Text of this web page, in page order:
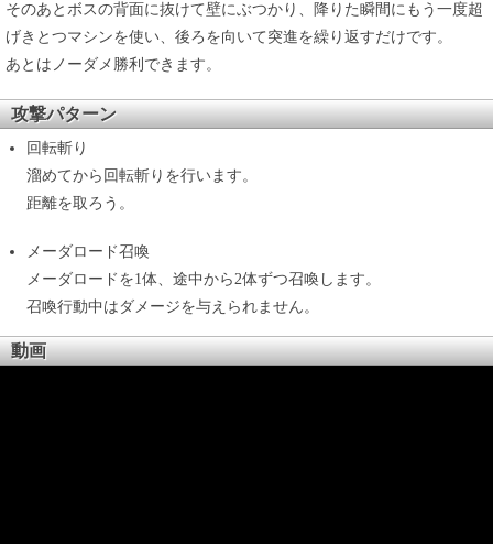
そのあとボスの背面に抜けて壁にぶつかり、降りた瞬間にもう一度超
げきとつマシンを使い、後ろを向いて突進を繰り返すだけです。
あとはノーダメ勝利できます。
攻撃パターン
回転斬り
溜めてから回転斬りを行います。
距離を取ろう。
メーダロード召喚
メーダロードを1体、途中から2体ずつ召喚します。
召喚行動中はダメージを与えられません。
動画